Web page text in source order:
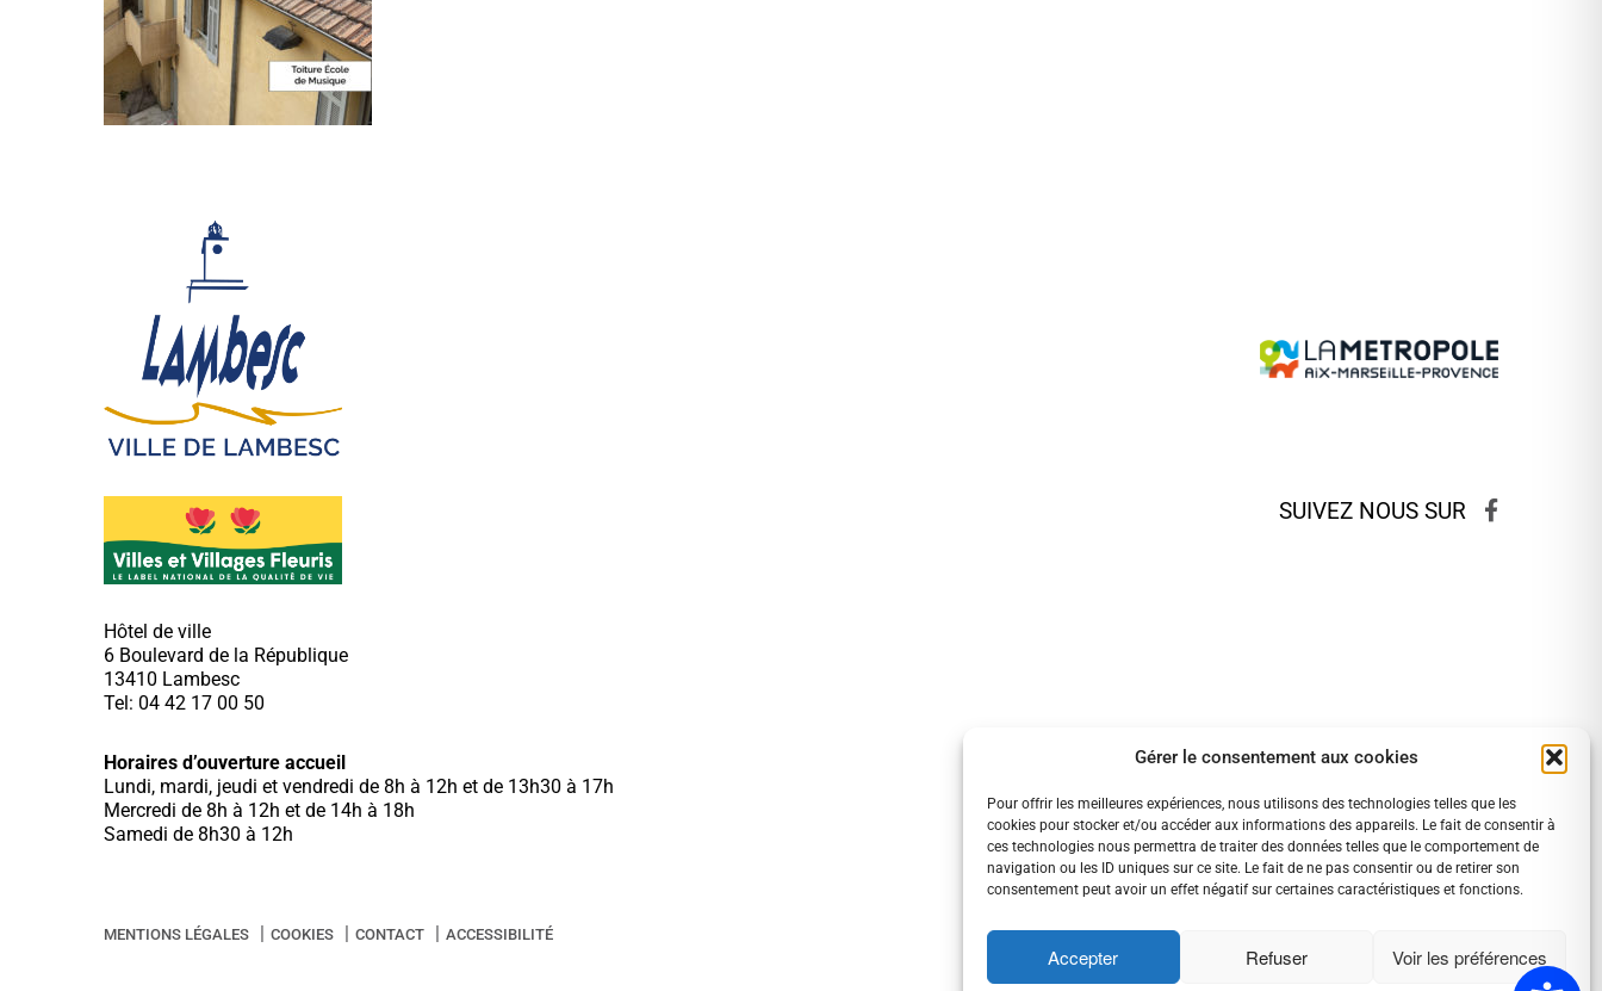
Gérer le consentement aux cookies
Pour offrir les meilleures expériences, nous utilisons des technologies telles que les
cookies pour stocker et/ou accéder aux informations des appareils. Le fait de consentir à
ces technologies nous permettra de traiter des données telles que le comportement de
navigation ou les ID uniques sur ce site. Le fait de ne pas consentir ou de retirer son
consentement peut avoir un effet négatif sur certaines caractéristiques et fonctions.
Accepter Refuser Voir les préférences
Hôtel de ville
6 Boulevard de la République
13410 Lambesc
Tel: 04 42 17 00 50
Horaires d’ouverture accueil
Lundi, mardi, jeudi et vendredi de 8h à 12h et de 13h30 à 17h
Mercredi de 8h à 12h et de 14h à 18h
Samedi de 8h30 à 12h
SUIVEZ NOUS SUR
MENTIONS LÉGALES COOKIES CONTACT ACCESSIBILITÉ